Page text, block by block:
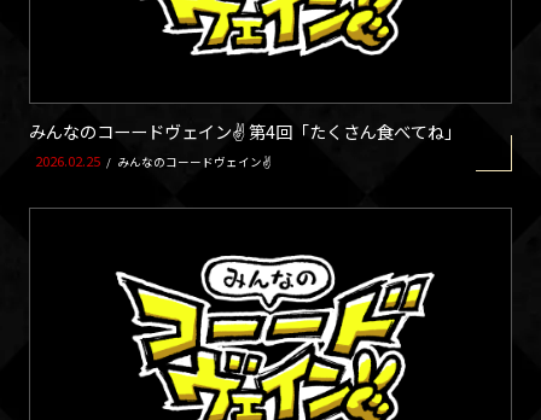
みんなのコーードヴェイン✌ 第4回「たくさん食べてね」
2026.02.25 / みんなのコーードヴェイン✌